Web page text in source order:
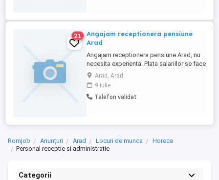
21
Angajam receptionera pensiune
Arad
Angajam receptionera pensiune Arad, nu
necesita experienta. Plata salariilor se face
la timp fara intarzieri. Cerem seriozitate.
Decontam transportul persoanelor din
judetul Arad. Informatii la telefon
Arad, Arad
9 iulie
Telefon validat
Romjob Anunțuri Arad Locuri de munca
Horeca
Personal receptie si administratie
Categorii